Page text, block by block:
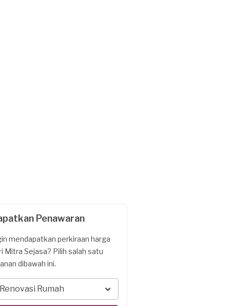
Penawaran
mendapatkan perkiraan harga
Mitra Sejasa? Pilih salah satu
dibawah ini.
Renovasi Rumah